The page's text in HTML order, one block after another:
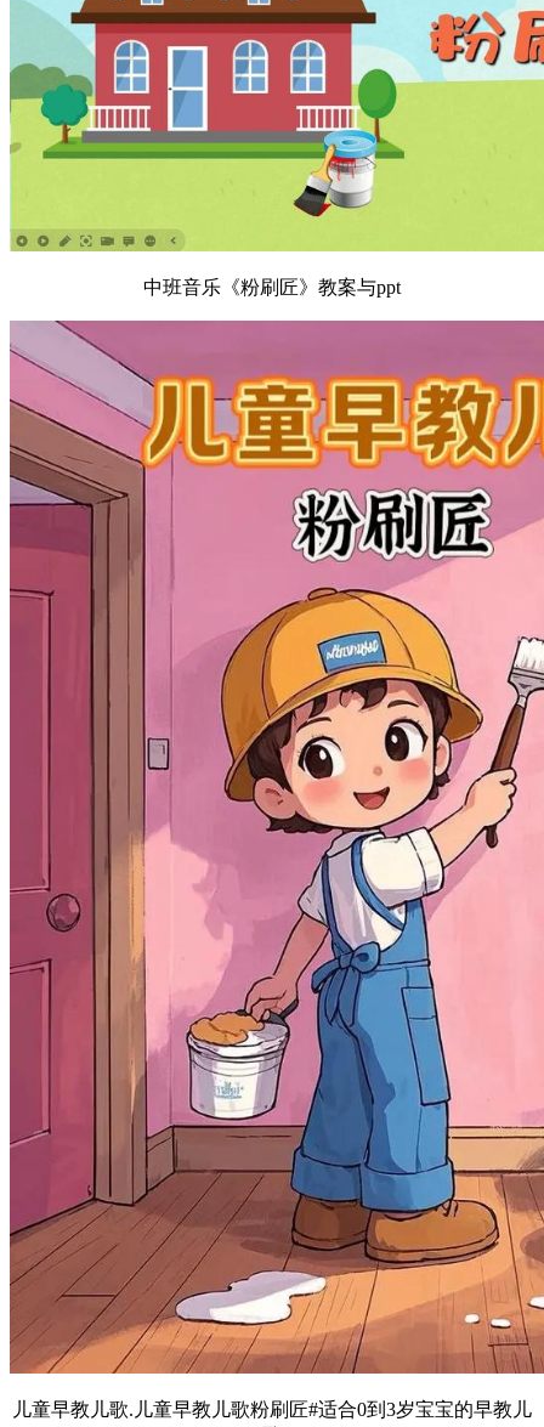
中班音乐《粉刷匠》教案与ppt
儿童早教儿歌.儿童早教儿歌粉刷匠#适合0到3岁宝宝的早教儿